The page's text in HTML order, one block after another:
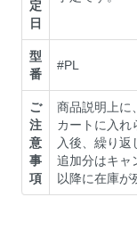
定
日
型
番
#PL
ご
注
意
事
項
商品説明上に
カートに入れ
入後、繰り返
追加分はキャ
以降に在庫が